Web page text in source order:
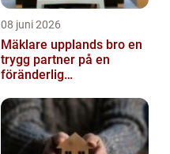
08 juni 2026
Mäklare upplands bro en
trygg partner på en
föränderlig